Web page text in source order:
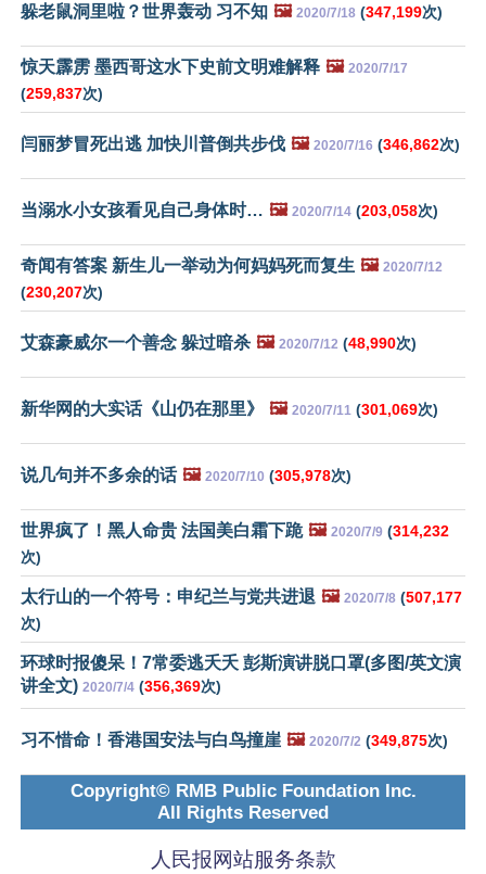
躲老鼠洞里啦？世界轰动 习不知 🖼️ 2020/7/18 (347,199次)
惊天霹雳 墨西哥这水下史前文明难解释 🖼️ 2020/7/17
(259,837次)
闫丽梦冒死出逃 加快川普倒共步伐 🖼️ 2020/7/16 (346,862次)
当溺水小女孩看见自己身体时… 🖼️ 2020/7/14 (203,058次)
奇闻有答案 新生儿一举动为何妈妈死而复生 🖼️ 2020/7/12
(230,207次)
艾森豪威尔一个善念 躲过暗杀 🖼️ 2020/7/12 (48,990次)
新华网的大实话《山仍在那里》 🖼️ 2020/7/11 (301,069次)
说几句并不多余的话 🖼️ 2020/7/10 (305,978次)
世界疯了！黑人命贵 法国美白霜下跪 🖼️ 2020/7/9 (314,232
次)
太行山的一个符号：申纪兰与党共进退 🖼️ 2020/7/8 (507,177
次)
环球时报傻呆！7常委逃夭夭 彭斯演讲脱口罩(多图/英文演
讲全文) 2020/7/4 (356,369次)
习不惜命！香港国安法与白鸟撞崖 🖼️ 2020/7/2 (349,875次)
Copyright© RMB Public Foundation Inc.
All Rights Reserved
人民报网站服务条款